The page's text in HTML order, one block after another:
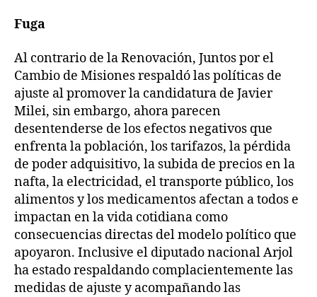
Fuga
Al contrario de la Renovación, Juntos por el
Cambio de Misiones respaldó las políticas de
ajuste al promover la candidatura de Javier
Milei, sin embargo, ahora parecen
desentenderse de los efectos negativos que
enfrenta la población, los tarifazos, la pérdida
de poder adquisitivo, la subida de precios en la
nafta, la electricidad, el transporte público, los
alimentos y los medicamentos afectan a todos e
impactan en la vida cotidiana como
consecuencias directas del modelo político que
apoyaron. Inclusive el diputado nacional Arjol
ha estado respaldando complacientemente las
medidas de ajuste y acompañando las